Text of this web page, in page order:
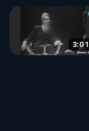
3:01